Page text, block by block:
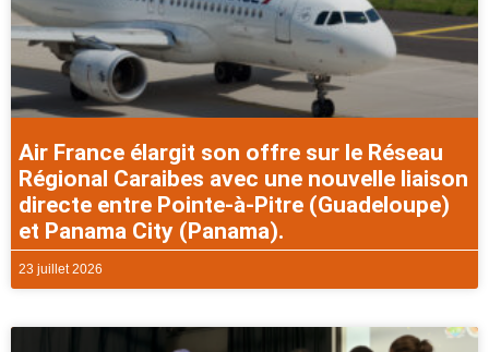
Air France élargit son offre sur le Réseau
Régional Caraibes avec une nouvelle liaison
directe entre Pointe-à-Pitre (Guadeloupe)
et Panama City (Panama).
23 juillet 2026